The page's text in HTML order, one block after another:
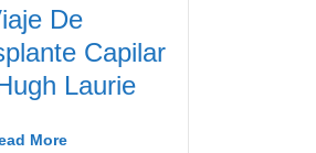
De
Capilar
Laurie
More